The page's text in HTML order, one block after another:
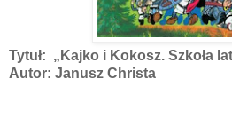
Tytuł: „Kajko i Kokosz. Szkoła
Autor: Janusz Christa